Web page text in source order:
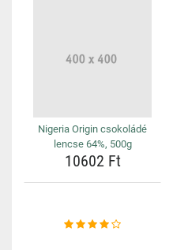
Nigeria Origin csokoládé
lencse 64%, 500g
10602 Ft